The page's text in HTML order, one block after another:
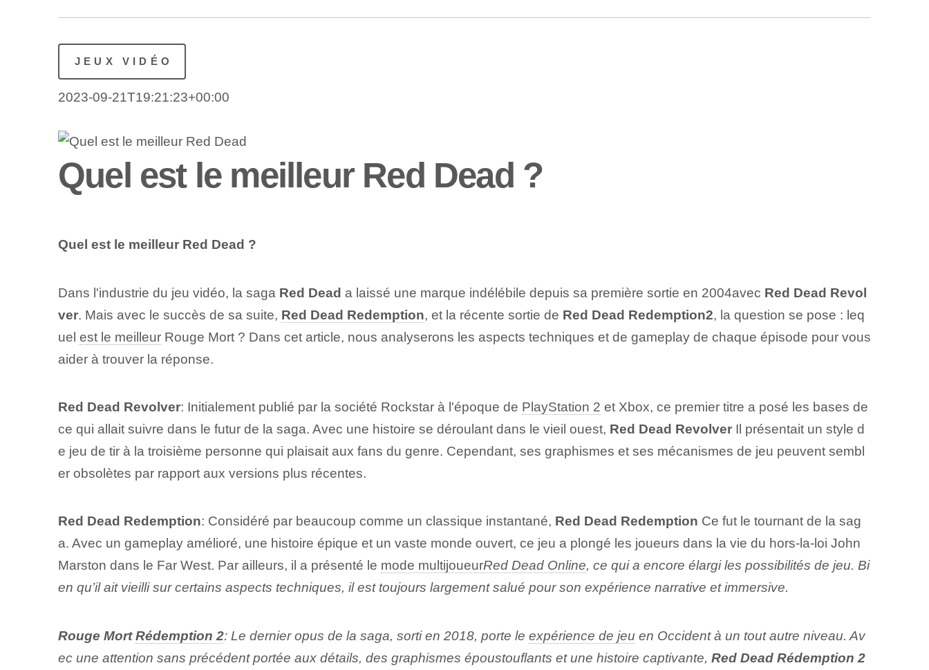
JEUX VIDÉO
2023-09-21T19:21:23+00:00
Quel est le meilleur Red Dead ?
Quel est le meilleur Red Dead ?
Dans l'industrie du jeu vidéo, la saga Red Dead ⁤a laissé ⁢une marque indélébile depuis sa⁤ première‍ sortie en 2004⁤avec Red Dead Revol
ver. Mais avec le succès de sa suite, Red Dead Redemption, et la récente sortie de Red Dead Redemption⁣2, la question se pose : leq
uel est le meilleurRouge Mort ? ​Dans cet article, nous analyserons les aspects techniques et de gameplay de chaque épisode pour vous
aider à trouver la réponse.
Red Dead⁤ Revolver: Initialement publié par la société Rockstar à l'époque de PlayStation 2 et Xbox, ce premier titre a posé les bases de
ce qui allait suivre dans le futur de la saga. ⁢Avec une ‌histoire se déroulant dans le vieil ouest, Red Dead⁣ RevolverIl présentait un style d
e jeu de tir à la troisième personne qui plaisait aux fans du genre. Cependant, ses graphismes⁢ et ses mécanismes de jeu‍ peuvent sembl
er obsolètes⁢ par rapport aux versions plus récentes.
Red Dead Redemption: Considéré par beaucoup comme un classique instantané, Red Dead Redemption Ce fut le tournant de la sag
a. Avec un gameplay amélioré, une histoire épique et un vaste monde ouvert, ce jeu a plongé les joueurs dans la vie du hors-la-loi John
Marston dans le Far West. Par ailleurs, il a présenté le mode multijoueurRed Dead Online, ce qui a encore élargi les possibilités de jeu. Bi
en qu’il ait vieilli sur certains aspects techniques, il est toujours largement salué pour son expérience narrative et immersive.
Rouge ⁤MortRédemption 2: Le dernier opus de la saga, sorti en 2018, porte le expérience de jeu en Occident à un tout autre niveau. Av
ec une attention ⁢sans précédent‌ portée aux détails⁣, des graphismes époustouflants et ‌une histoire captivante, Red Dead ⁢Rédemption 2